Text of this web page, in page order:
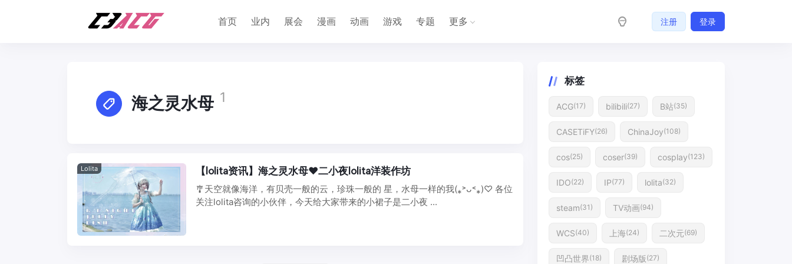
首页 业内 展会 漫画 动画 游戏 专题 更多 注册 登录
海之灵水母 1
Lolita 【lolita资讯】海之灵水母❤二小夜lolita洋装作坊
🎐天空就像海洋，有贝壳一般的云，珍珠一般的 星，水母一样的我(⁎˃ᴗ˂⁎)♡ 各位
关注lolita咨询的小伙伴，今天给大家带来的小裙子是二小夜 ...
标签
ACG(17) bilibili(27) B站(35)
CASETiFY(26) ChinaJoy(108)
cos(25) coser(39) cosplay(123)
IDO(22) IP(77) lolita(32)
steam(31) TV动画(94)
WCS(40) 上海(24) 二次元(69)
凹凸世界(18) 剧场版(27)